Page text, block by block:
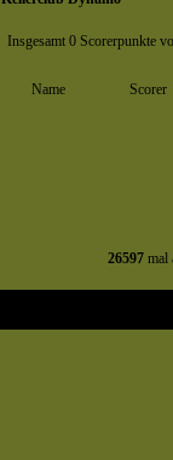
Insgesamt 0 Scorerpunkte
Name Scorer
26597mal